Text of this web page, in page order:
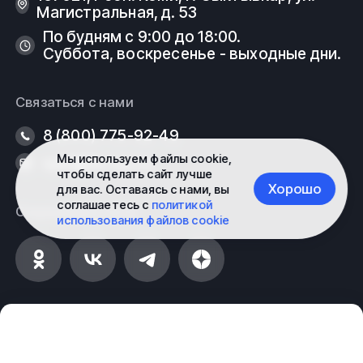
Мы используем файлы cookie,
чтобы сделать сайт лучше
для вас. Оставаясь с нами, вы
соглашаетесь с политикой
использования файлов cookie
Хорошо
Магистральная, д. 53
По будням с 9:00 до 18:00.
Суббота, воскресенье - выходные дни.
Связаться с нами
8 (800) 775-92-49
sykt@fe-rus.ru
Социальные сети